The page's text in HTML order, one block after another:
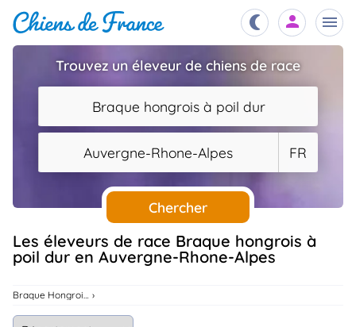
Chiots
Éleveurs
Étalons
Chiens
Services
..
Trouvez un éleveur de chiens de race
Braque hongrois à poil dur
Auvergne-Rhone-Alpes FR
Chercher
Les éleveurs de race Braque hongrois à
poil dur en Auvergne-Rhone-Alpes
Braque Hongrois À Poil Dur